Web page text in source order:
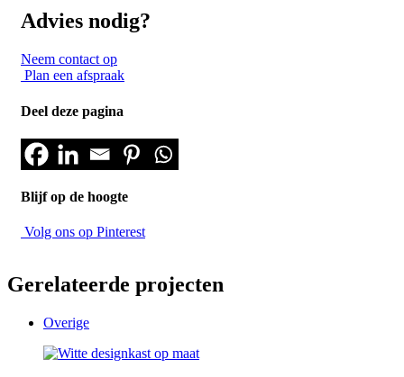
Advies nodig?
Neem contact op
Plan een afspraak
Deel deze pagina
Blijf op de hoogte
Volg ons op Pinterest
Gerelateerde projecten
Overige